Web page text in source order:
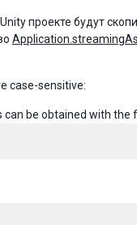
проекте будут
case-sensitive:
be obtained with the